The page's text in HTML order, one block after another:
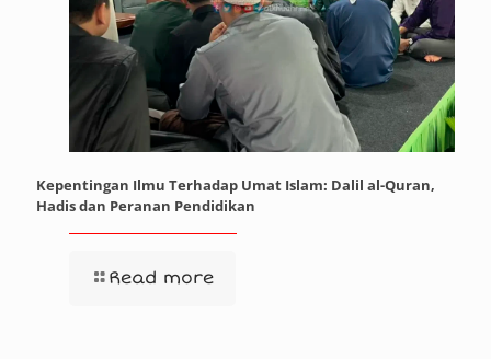
Kepentingan Ilmu Terhadap Umat Islam: Dalil al-Quran,
Hadis dan Peranan Pendidikan
Read more